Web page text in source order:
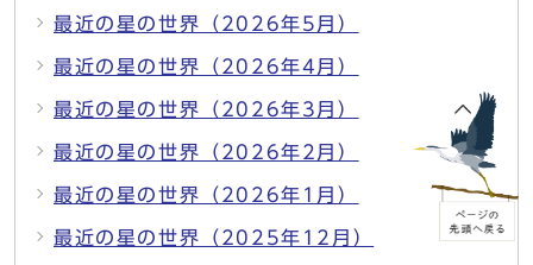
最近の星の世界（2026年5月）
最近の星の世界（2026年4月）
最近の星の世界（2026年3月）
最近の星の世界（2026年2月）
最近の星の世界（2026年1月）
最近の星の世界（2025年12月）